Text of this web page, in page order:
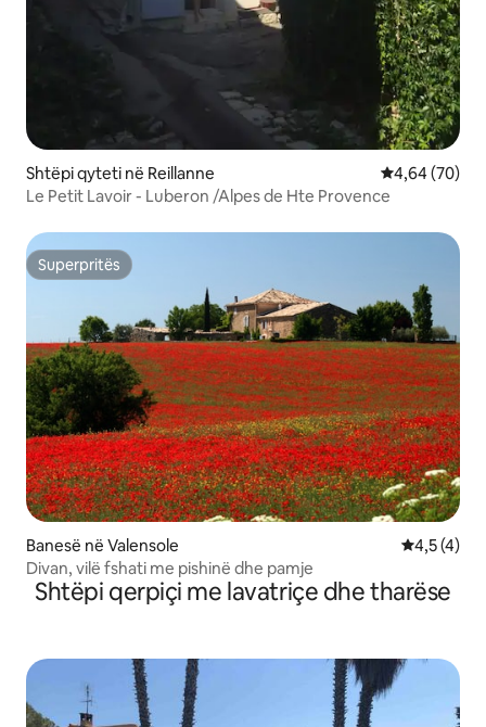
Shtëpi qyteti në Reillanne Vlerësimi
4,64 (70)
Le Petit Lavoir - Luberon /Alpes de Hte Provence
Superpritës
Superpritës
Banesë në Valensole Vlerësimi
4,5 (4)
Divan, vilë fshati me pishinë dhe pamje
Shtëpi qerpiçi me lavatriçe dhe tharëse